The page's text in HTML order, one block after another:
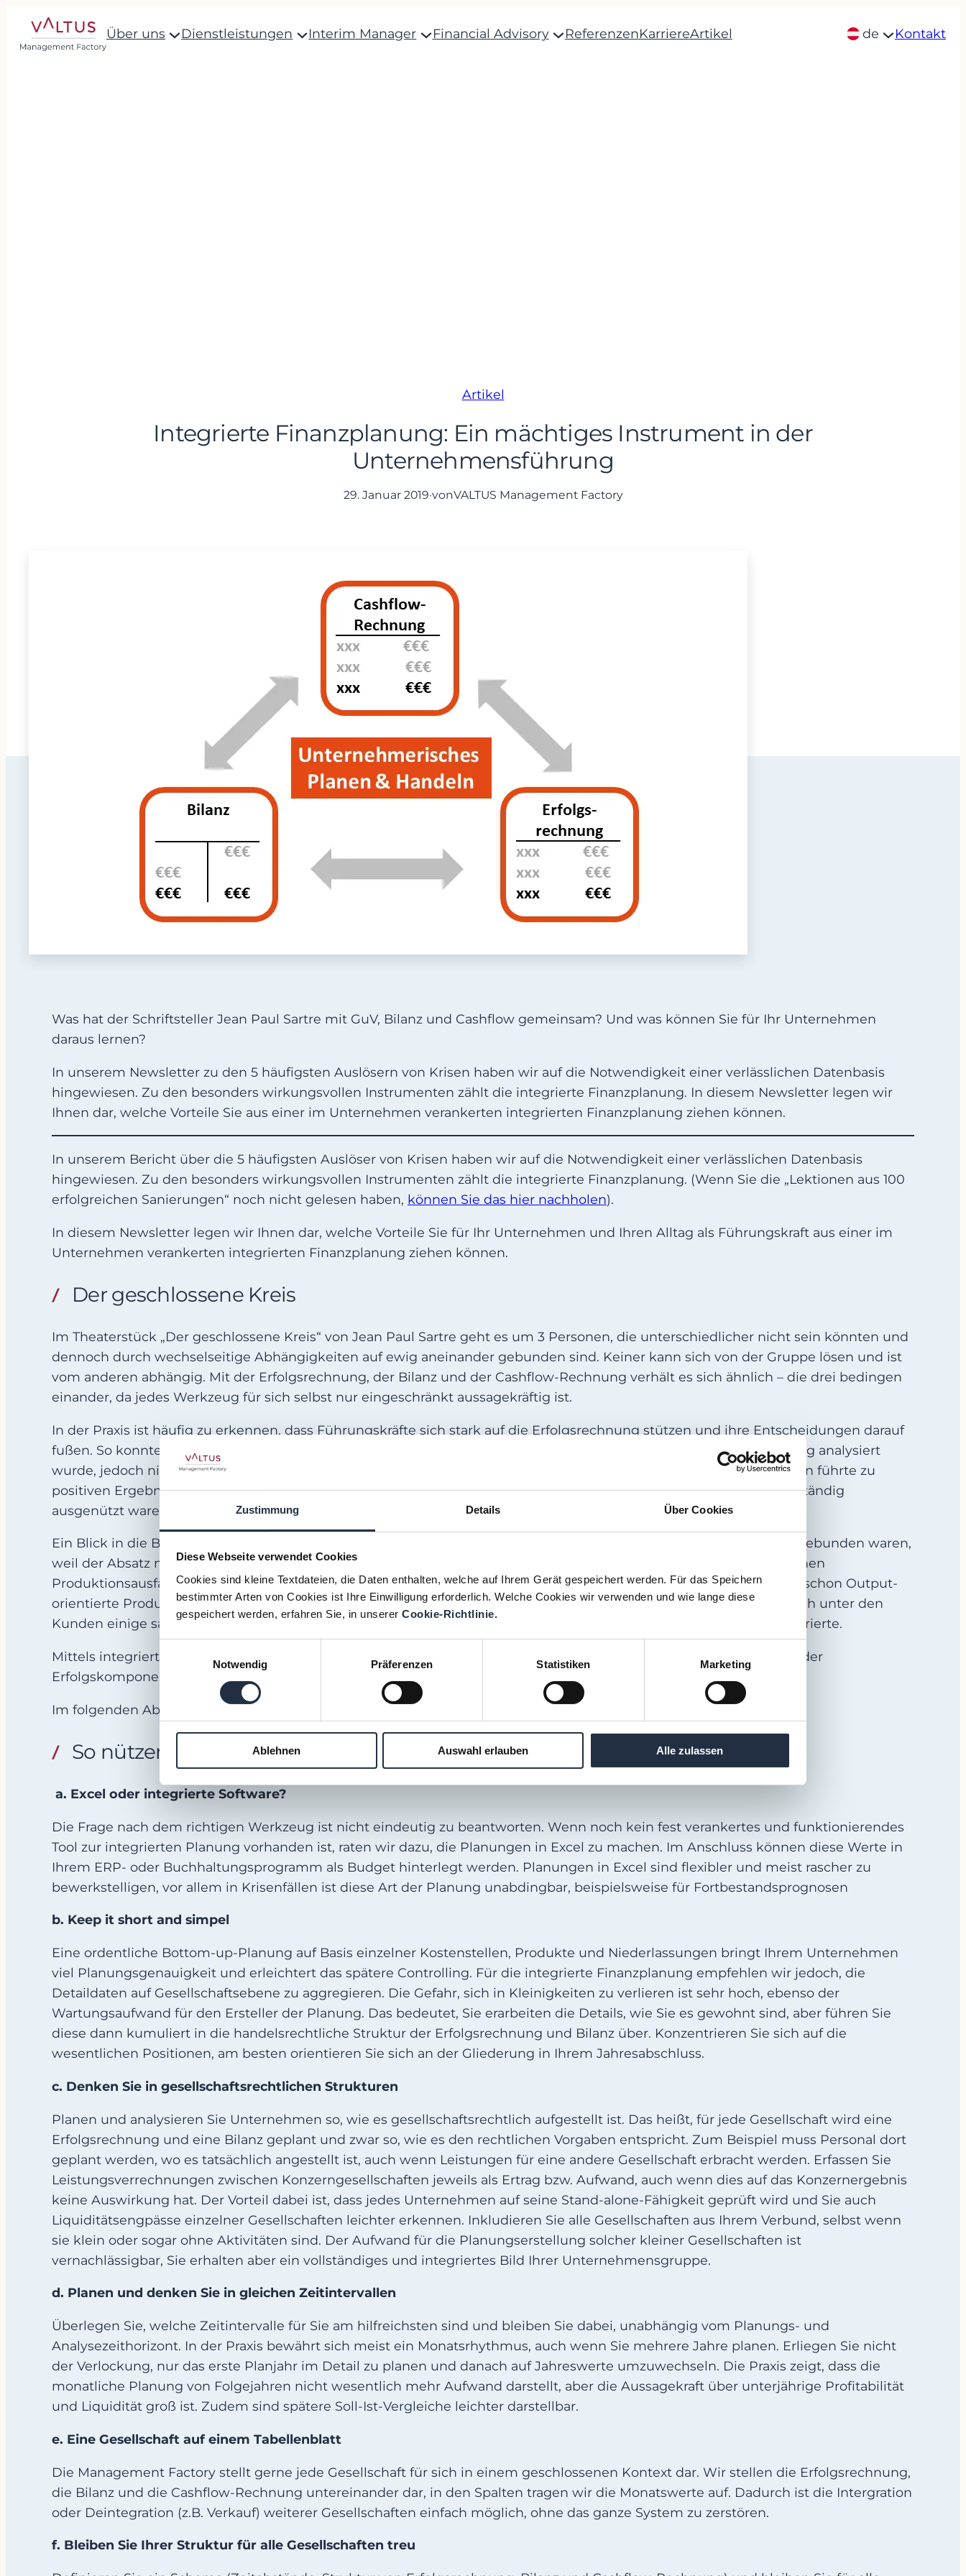
Zustimmung Details Über Cookies
Diese Webseite verwendet Cookies
Cookies sind kleine Textdateien, die Daten enthalten, welche auf Ihrem Gerät gespeichert werden. Für das Speichern
bestimmter Arten von Cookies ist Ihre Einwilligung erforderlich. Welche Cookies wir verwenden und wie lange diese
gespeichert werden, erfahren Sie, in unserer Cookie-Richtlinie.
Notwendig
Präferenzen Statistiken Marketing
Ablehnen Auswahl erlauben Alle zulassen
Über uns Dienstleistungen Interim Manager Financial Advisory ReferenzenKarriereArtikel de Kontakt
Artikel
Integrierte Finanzplanung: Ein mächtiges Instrument in der
Unternehmensführung
29. Januar 2019·vonVALTUS Management Factory
Was hat der Schriftsteller Jean Paul Sartre mit GuV, Bilanz und Cashflow gemeinsam? Und was können Sie für Ihr Unternehmen
daraus lernen?
In unserem Newsletter zu den 5 häufigsten Auslösern von Krisen haben wir auf die Notwendigkeit einer verlässlichen Datenbasis
hingewiesen. Zu den besonders wirkungsvollen Instrumenten zählt die integrierte Finanzplanung. In diesem Newsletter legen wir
Ihnen dar, welche Vorteile Sie aus einer im Unternehmen verankerten integrierten Finanzplanung ziehen können.
In unserem Bericht über die 5 häufigsten Auslöser von Krisen haben wir auf die Notwendigkeit einer verlässlichen Datenbasis
hingewiesen. Zu den besonders wirkungsvollen Instrumenten zählt die integrierte Finanzplanung. (Wenn Sie die „Lektionen aus 100
erfolgreichen Sanierungen“ noch nicht gelesen haben, können Sie das hier nachholen).
In diesem Newsletter legen wir Ihnen dar, welche Vorteile Sie für Ihr Unternehmen und Ihren Alltag als Führungskraft aus einer im
Unternehmen verankerten integrierten Finanzplanung ziehen können.
Der geschlossene Kreis
Im Theaterstück „Der geschlossene Kreis“ von Jean Paul Sartre geht es um 3 Personen, die unterschiedlicher nicht sein könnten und
dennoch durch wechselseitige Abhängigkeiten auf ewig aneinander gebunden sind. Keiner kann sich von der Gruppe lösen und ist
vom anderen abhängig. Mit der Erfolgsrechnung, der Bilanz und der Cashflow-Rechnung verhält es sich ähnlich – die drei bedingen
einander, da jedes Werkzeug für sich selbst nur eingeschränkt aussagekräftig ist.
In der Praxis ist häufig zu erkennen, dass Führungskräfte sich stark auf die Erfolgsrechnung stützen und ihre Entscheidungen darauf
fußen. So konnten wir bei einem mittelständischen Maschinenbauer bemerken, dass regelmäßig die Erfolgsrechnung analysiert
wurde, jedoch nicht Bilanz oder die Cashflow-Rechnung. Die Buchung von stetig steigenden Bestandsveränderungen führte zu
positiven Ergebnissen und einem rosigen Blick in die Zukunft – bis zu dem Zeitpunkt, an dem die Bankrahmen vollständig
ausgenützt waren und die Eigentümer keine Mittel mehr für die Finanzierung zuschießen wollten.
Ein Blick in die Bilanzen und auf die Cashflow-Rechnung zeigte schnell, dass Unmengen an Kapital in den Vorräten gebunden waren,
weil der Absatz nicht mit der Produktion mithalten konnte. Auch die Rohstoffbestände waren bestens gefüllt, um einen
Produktionsausfall zu vermeiden. Zusätzlich wurde massiv in Anlagen investiert, schließlich wollte man die ohnehin schon Output-
orientierte Produktionsabteilung nicht durch Kapazitätsengpässe einschränken. Und zu allem Überfluss befanden sich unter den
Kunden einige säumige Zahler, während man bei Lieferanten so gut wie möglich erfolgswirksame Skontoerträge lukrierte.
Mittels integrierter Finanzplanung können diese ineinandergreifenden Fehler rasch erkannt werden, da man neben der
Erfolgskomponente auch über die Mittelverwendung und Mittelherkunft in der Bilanz nachdenken muss.
Im folgenden Abschnitt wollen wir Ihnen Praxistipps für eine erfolgreiche integrierte Finanzplanung geben:
So nützen Sie die integrierte Finanzplanung am effektivsten
a. Excel oder integrierte Software?
Die Frage nach dem richtigen Werkzeug ist nicht eindeutig zu beantworten. Wenn noch kein fest verankertes und funktionierendes
Tool zur integrierten Planung vorhanden ist, raten wir dazu, die Planungen in Excel zu machen. Im Anschluss können diese Werte in
Ihrem ERP- oder Buchhaltungsprogramm als Budget hinterlegt werden. Planungen in Excel sind flexibler und meist rascher zu
bewerkstelligen, vor allem in Krisenfällen ist diese Art der Planung unabdingbar, beispielsweise für Fortbestandsprognosen
b. Keep it short and simpel
Eine ordentliche Bottom-up-Planung auf Basis einzelner Kostenstellen, Produkte und Niederlassungen bringt Ihrem Unternehmen
viel Planungsgenauigkeit und erleichtert das spätere Controlling. Für die integrierte Finanzplanung empfehlen wir jedoch, die
Detaildaten auf Gesellschaftsebene zu aggregieren. Die Gefahr, sich in Kleinigkeiten zu verlieren ist sehr hoch, ebenso der
Wartungsaufwand für den Ersteller der Planung. Das bedeutet, Sie erarbeiten die Details, wie Sie es gewohnt sind, aber führen Sie
diese dann kumuliert in die handelsrechtliche Struktur der Erfolgsrechnung und Bilanz über. Konzentrieren Sie sich auf die
wesentlichen Positionen, am besten orientieren Sie sich an der Gliederung in Ihrem Jahresabschluss.
c. Denken Sie in gesellschaftsrechtlichen Strukturen
Planen und analysieren Sie Unternehmen so, wie es gesellschaftsrechtlich aufgestellt ist. Das heißt, für jede Gesellschaft wird eine
Erfolgsrechnung und eine Bilanz geplant und zwar so, wie es den rechtlichen Vorgaben entspricht. Zum Beispiel muss Personal dort
geplant werden, wo es tatsächlich angestellt ist, auch wenn Leistungen für eine andere Gesellschaft erbracht werden. Erfassen Sie
Leistungsverrechnungen zwischen Konzerngesellschaften jeweils als Ertrag bzw. Aufwand, auch wenn dies auf das Konzernergebnis
keine Auswirkung hat. Der Vorteil dabei ist, dass jedes Unternehmen auf seine Stand-alone-Fähigkeit geprüft wird und Sie auch
Liquiditätsengpässe einzelner Gesellschaften leichter erkennen. Inkludieren Sie alle Gesellschaften aus Ihrem Verbund, selbst wenn
sie klein oder sogar ohne Aktivitäten sind. Der Aufwand für die Planungserstellung solcher kleiner Gesellschaften ist
vernachlässigbar, Sie erhalten aber ein vollständiges und integriertes Bild Ihrer Unternehmensgruppe.
d. Planen und denken Sie in gleichen Zeitintervallen
Überlegen Sie, welche Zeitintervalle für Sie am hilfreichsten sind und bleiben Sie dabei, unabhängig vom Planungs- und
Analysezeithorizont. In der Praxis bewährt sich meist ein Monatsrhythmus, auch wenn Sie mehrere Jahre planen. Erliegen Sie nicht
der Verlockung, nur das erste Planjahr im Detail zu planen und danach auf Jahreswerte umzuwechseln. Die Praxis zeigt, dass die
monatliche Planung von Folgejahren nicht wesentlich mehr Aufwand darstellt, aber die Aussagekraft über unterjährige Profitabilität
und Liquidität groß ist. Zudem sind spätere Soll-Ist-Vergleiche leichter darstellbar.
e. Eine Gesellschaft auf einem Tabellenblatt
Die Management Factory stellt gerne jede Gesellschaft für sich in einem geschlossenen Kontext dar. Wir stellen die Erfolgsrechnung,
die Bilanz und die Cashflow-Rechnung untereinander dar, in den Spalten tragen wir die Monatswerte auf. Dadurch ist die Intergration
oder Deintegration (z.B. Verkauf) weiterer Gesellschaften einfach möglich, ohne das ganze System zu zerstören.
f. Bleiben Sie Ihrer Struktur für alle Gesellschaften treu